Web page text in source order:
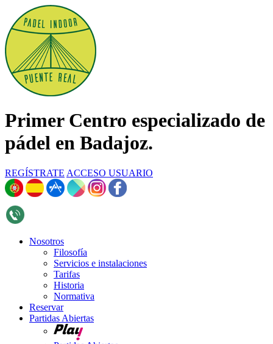
Primer Centro especializado de
pádel en Badajoz.
REGÍSTRATE ACCESO USUARIO
Nosotros
Filosofía
Servicios e instalaciones
Tarifas
Historia
Normativa
Reservar
Partidas Abiertas